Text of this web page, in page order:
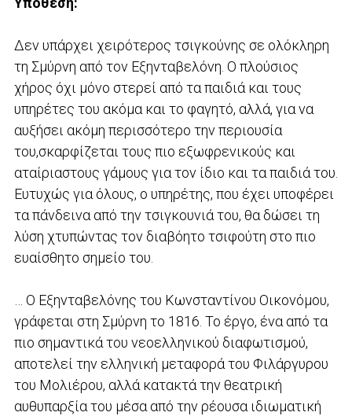
Δεν υπάρχει χειρότερος τσιγκούνης σε ολόκληρη
τη Σμύρνη από τον Εξηνταβελόνη. Ο πλούσιος
χήρος όχι μόνο στερεί από τα παιδιά και τους
υπηρέτες του ακόμα και το φαγητό, αλλά, για να
αυξήσει ακόμη περισσότερο την περιουσία
του,σκαρφίζεται τους πιο εξωφρενικούς και
αταίριαστους γάμους για τον ίδιο και τα παιδιά του.
Ευτυχώς για όλους, ο υπηρέτης, που έχει υποφέρει
τα πάνδεινα από την τσιγκουνιά του, θα δώσει τη
λύση χτυπώντας τον διαβόητο τσιφούτη στο πιο
ευαίσθητο σημείο του.
… Ο Εξηνταβελόνης του Κωνσταντίνου Οικονόμου,
γράφεται στη Σμύρνη το 1816. Το έργο, ένα από τα
πιο σημαντικά του νεοελληνικού διαφωτισμού,
αποτελεί την ελληνική μεταφορά του Φιλάργυρου
του Μολιέρου, αλλά κατακτά την θεατρική
αυθυπαρξία του μέσα από την ρέουσα ιδιωματική